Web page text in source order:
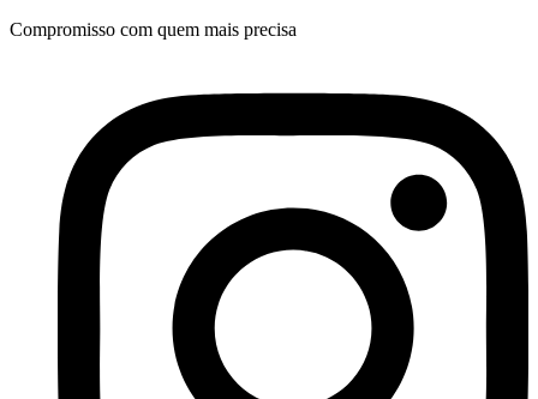
Ir
Compromisso com quem mais precisa